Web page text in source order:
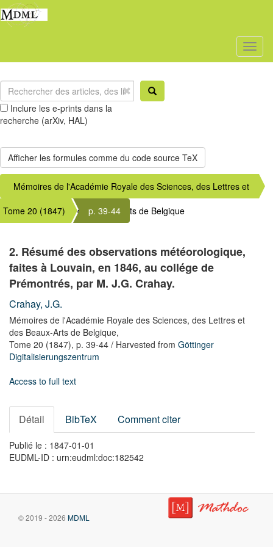
Inclure les e-prints dans la
recherche (arXiv, HAL)
Mémoires de l'Académie Royale des Sciences, des Lettres et
des Beaux-Arts de Belgique
Tome 20 (1847) p. 39-44
2. Résumé des observations météorologique,
faites à Louvain, en 1846, au collége de
Prémontrés, par M. J.G. Crahay.
Crahay, J.G.
Mémoires de l'Académie Royale des Sciences, des Lettres et
des Beaux-Arts de Belgique,
Tome 20 (1847), p. 39-44 / Harvested from Göttinger
Digitalisierungszentrum
Access to full text
Détail BibTeX Comment citer
Publié le : 1847-01-01
EUDML-ID : urn:eudml:doc:182542
© 2019 - 2026 MDML